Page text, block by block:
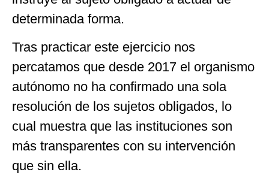
determinada forma.
Tras practicar este ejercicio nos
percatamos que desde 2017 el organismo
autónomo no ha confirmado una sola
resolución de los sujetos obligados, lo
cual muestra que las instituciones son
más transparentes con su intervención
que sin ella.